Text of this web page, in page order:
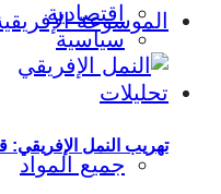
الموسوعة
تحليلات
جميع المواد
اقتصادية
سياسية
تهريب النمل